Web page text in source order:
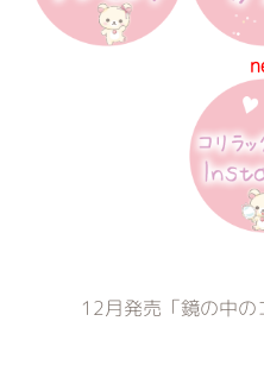
12月発売「鏡の中の